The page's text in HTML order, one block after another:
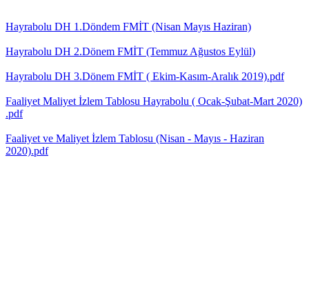
Hayrabolu DH 1.Döndem FMİT (Nisan Mayıs Haziran)
Hayrabolu DH 2.Dönem FMİT (Temmuz Ağustos Eylül)
Hayrabolu DH 3.Dönem FMİT ( Ekim-Kasım-Aralık 2019).pdf
Faaliyet Maliyet İzlem Tablosu Hayrabolu ( Ocak-Şubat-Mart 2020)
.pdf
Faaliyet ve Maliyet İzlem Tablosu (Nisan - Mayıs - Haziran
2020).pdf